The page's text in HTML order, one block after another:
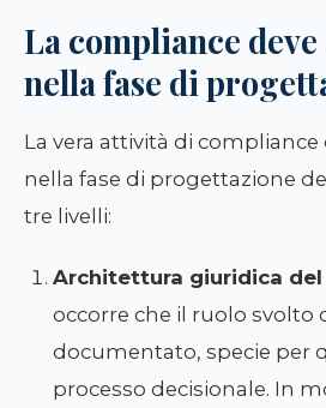
La compliance
nella fase di
La vera attività di compliance
nella fase di progettazione
tre livelli:
Architettura giuridica
occorre che il ruolo svolto
documentato, specie per
processo decisionale. In